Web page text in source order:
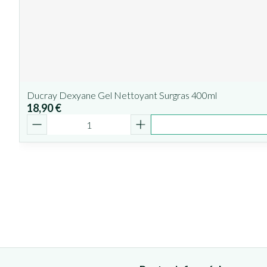
Ducray Dexyane Gel Nettoyant Surgras 400ml
18,90 €